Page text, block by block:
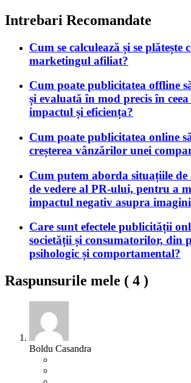
Intrebari Recomandate
Cum se calculează și se plătește
marketingul afiliat?
Cum poate publicitatea offline
și evaluată în mod precis în ceea
impactul și eficiența?
Cum poate publicitatea online
creșterea vânzărilor unei
Cum putem aborda situațiile
de vedere al PR-ului, pentru a
impactul negativ asupra
Care sunt efectele publicității
societății și consumatorilor, din
psihologic și comportamental?
Raspunsurile mele ( 4 )
Boldu Casandra